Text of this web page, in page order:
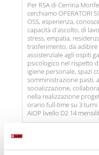
Per RSA di Cerrina
cerchiamo OPERATORI
OSS, esperienza,
capacità d'ascolto, di
stress, empatia,
trasferimento, da adibire
assistenziale agli ospiti
psicologico nel rispetto
igiene personale, spazi
somministrazione pasti,
socializzazione,
nella realizzazione
orario full-time su 3 turni
AIOP livello D2 14